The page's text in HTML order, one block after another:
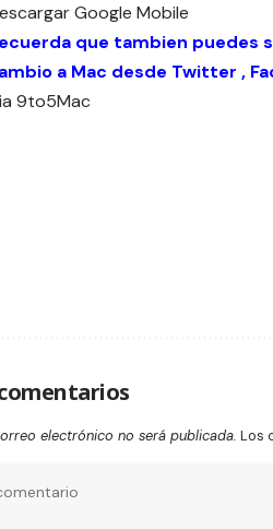
Google Mobile
que tambien puedes
a Mac desde Twitter ,
9to5Mac
electrónico no será publicada. Los